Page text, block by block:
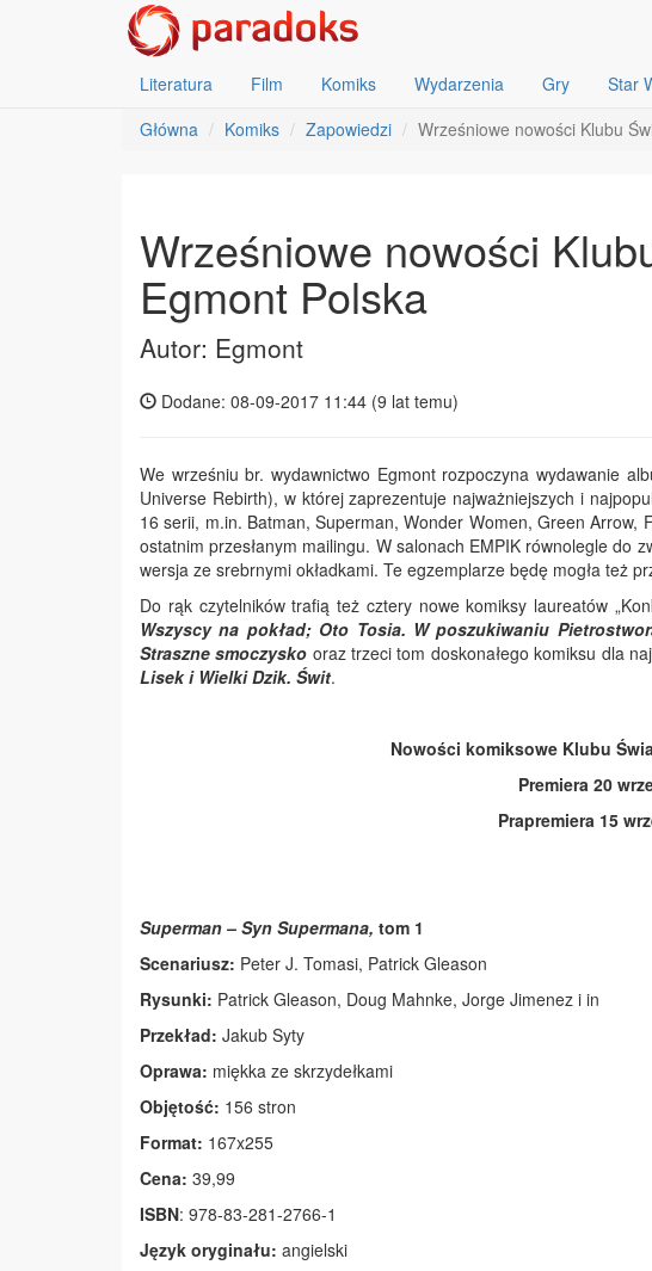
Literatura Film Komiks Wydarzenia Gry Star
Główna
Komiks Zapowiedzi Wrześniowe nowości Klubu
Wrześniowe nowości
Egmont Polska
Autor: Egmont
Dodane: 08-09-2017 11:44 (9 lat temu)
We wrześniu br. wydawnictwo Egmont rozpoczyna wydawanie
Universe Rebirth), w której zaprezentuje najważniejszych i
16 serii, m.in. Batman, Superman, Wonder Women, Green
ostatnim przesłanym mailingu. W salonach EMPIK równolegle do
wersja ze srebrnymi okładkami. Te egzemplarze będę mogła też
Do rąk czytelników trafią też cztery nowe komiksy laureatów
Wszyscy na pokład; Oto Tosia. W poszukiwaniu
Straszne smoczysko oraz trzeci tom doskonałego komiksu dla
Lisek i Wielki Dzik. Świt.
Nowości komiksowe Klubu
Premiera 20
Prapremiera 15
Superman – Syn Supermana, tom 1
Scenariusz: Peter J. Tomasi, Patrick Gleason
Rysunki: Patrick Gleason, Doug Mahnke, Jorge Jimenez i in
Przekład: Jakub Syty
Oprawa: miękka ze skrzydełkami
Objętość: 156 stron
Format: 167x255
Cena: 39,99
ISBN: 978-83-281-2766-1
Język oryginału: angielski